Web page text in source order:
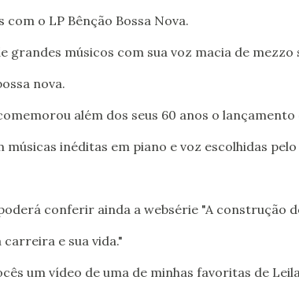
com o LP Bênção Bossa Nova.
grandes músicos com sua voz macia de
nova.
além dos seus 60 anos o
músicas inéditas em piano e voz escolhidas
conferir ainda a websérie "A construção
e sua vida."
um vídeo de uma de minhas favoritas de